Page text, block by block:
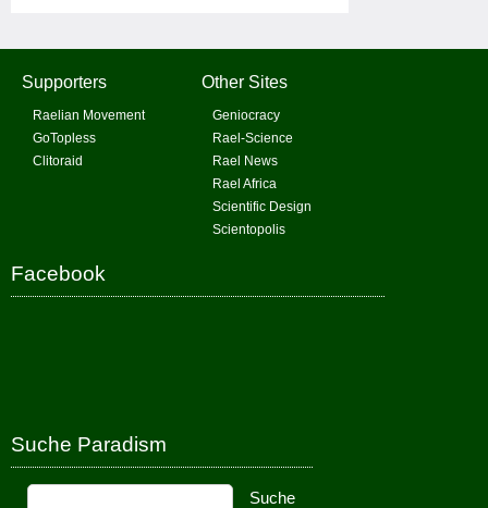
Supporters
Raelian Movement
GoTopless
Clitoraid
Other Sites
Geniocracy
Rael-Science
Rael News
Rael Africa
Scientific Design
Scientopolis
Facebook
Suche Paradism